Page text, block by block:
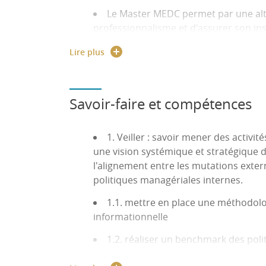
Le Master MEDC permet par une
professionnalisme et d'assurer son
Les + de la formation :
Une professionnalisation
Important réseau d'anciens actifs
Une école universitaire de
Taux de satisfaction des étudiants
Possibilité VAP - VAE,
Possibilité de valider un ou des
Lire plus
Savoir-faire et compétences
1. Veiller : savoir mener des
une vision systémique et stratégique
l'alignement entre les mutations
politiques managériales internes.
1.1. mettre en place une
informationnelle
1.2. réaliser un benchmark des